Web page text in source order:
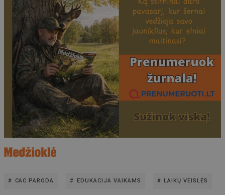
CAC PARODA EDUKACIJA VAIKAMS LAIKŲ VEISLĖS